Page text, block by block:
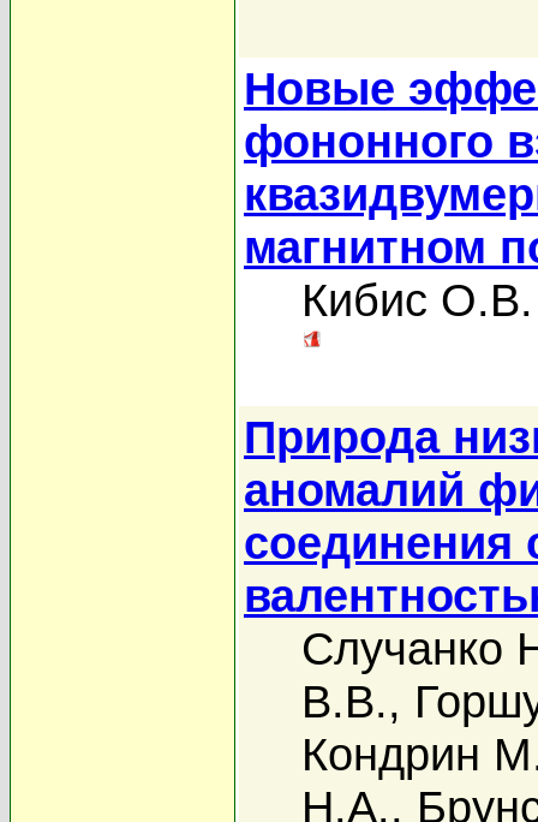
Новые
фононного
магнитном
Кибис О.В.
Природа
аномалий
соединения
Случанко
В.В.,
Кондрин
Н.А.,